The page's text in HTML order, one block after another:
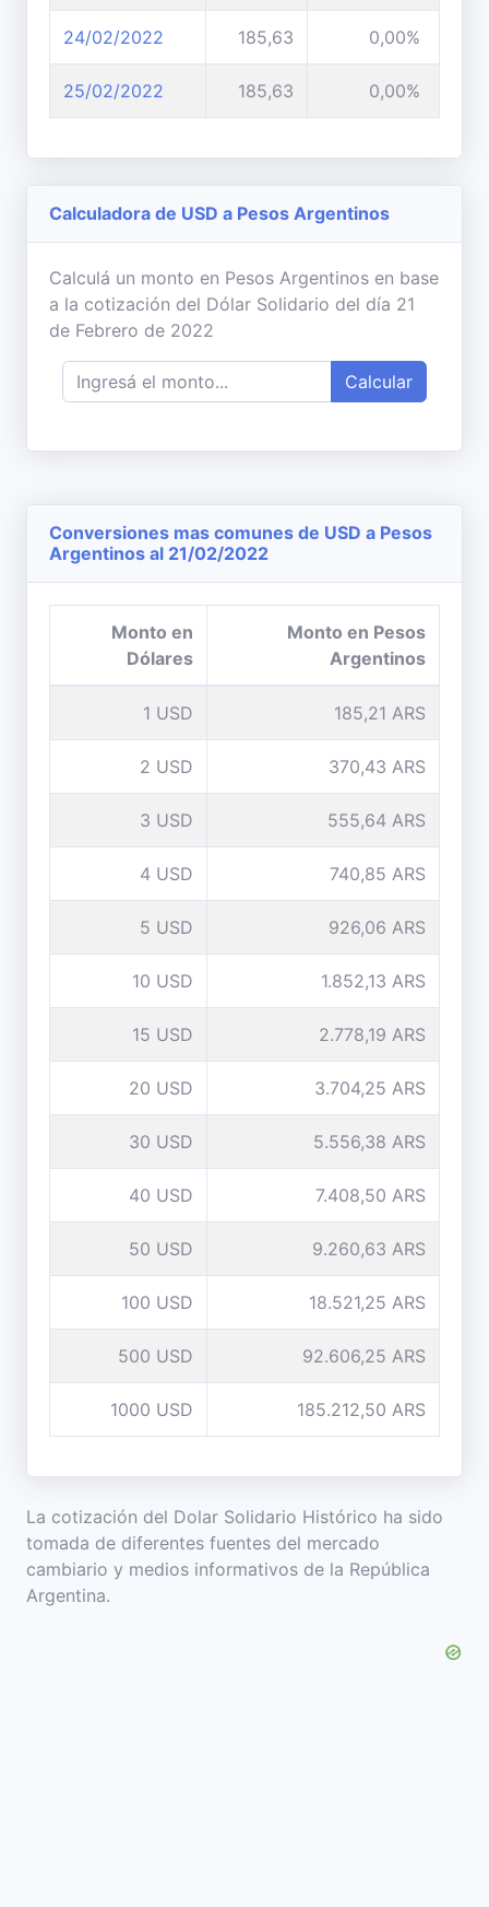
24/02/2022 185,63 0,00%
25/02/2022 185,63 0,00%
Calculadora de USD a Pesos Argentinos
Calculá un monto en Pesos Argentinos en base
a la cotización del Dólar Solidario del día 21
de Febrero de 2022
Calcular
Conversiones mas comunes de USD a Pesos
Argentinos al 21/02/2022
Monto en
Dólares
Monto en Pesos
Argentinos
1 USD 185,21 ARS
2 USD 370,43 ARS
3 USD 555,64 ARS
4 USD 740,85 ARS
5 USD 926,06 ARS
10 USD 1.852,13 ARS
15 USD 2.778,19 ARS
20 USD 3.704,25 ARS
30 USD 5.556,38 ARS
40 USD 7.408,50 ARS
50 USD 9.260,63 ARS
100 USD 18.521,25 ARS
500 USD 92.606,25 ARS
1000 USD 185.212,50 ARS
La cotización del Dolar Solidario Histórico ha sido
tomada de diferentes fuentes del mercado
cambiario y medios informativos de la República
Argentina.